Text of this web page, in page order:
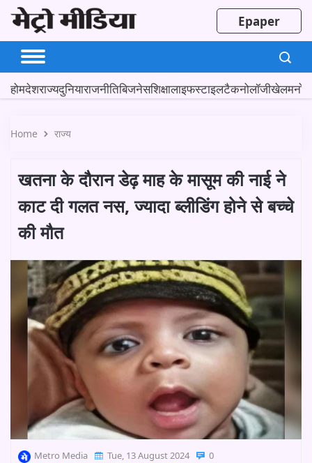
Epaper
होमदेशराज्यदुनियाराजनीतिबिजनेसशिक्षालाइफस्टाइलटैकनोलॉजीखेल
Home राज्य
खतना के दौरान डेढ़ माह के मासूम की नाई ने
काट दी गलत नस, ज्यादा ब्लीडिंग होने से बच्चे
की मौत
Metro Media Tue, 13 August 2024 0